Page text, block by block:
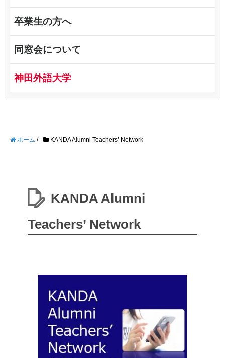
卒業生の方へ
同窓会について
神田外語大学
ホーム / KANDA Alumni Teachers’ Network
KANDA Alumni
Teachers’ Network